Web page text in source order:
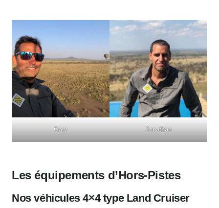
Gary Jonathan
Les équipements d’Hors-Pistes
Nos véhicules 4×4 type Land Cruiser